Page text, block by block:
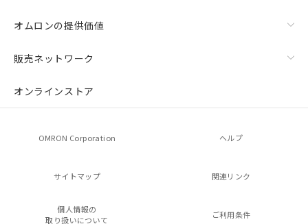
オムロンの提供価値
販売ネットワーク
オンラインストア
OMRON Corporation ヘルプ
サイトマップ 関連リンク
個人情報の
取り扱いについて
ご利用条件